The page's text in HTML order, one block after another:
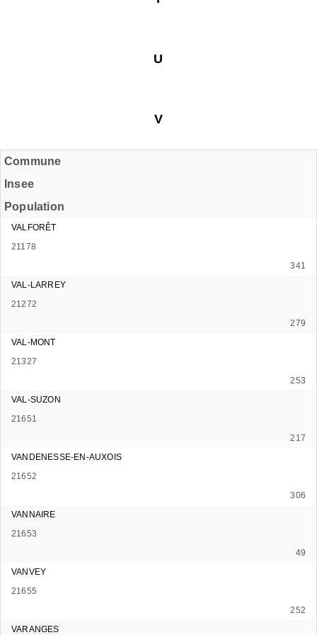
U
V
Commune
Insee
Population
VALFORÊT
21178
341
VAL-LARREY
21272
279
VAL-MONT
21327
253
VAL-SUZON
21651
217
VANDENESSE-EN-AUXOIS
21652
306
VANNAIRE
21653
49
VANVEY
21655
252
VARANGES